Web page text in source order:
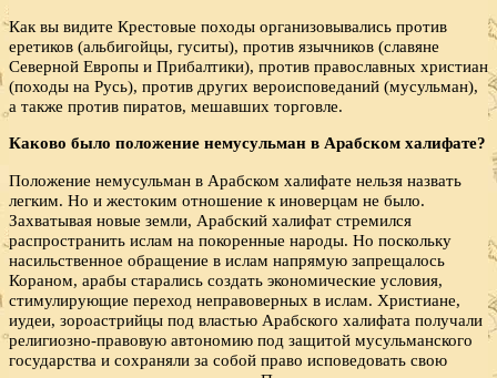
Как вы видите Крестовые походы организовывались против
еретиков (альбигойцы, гуситы), против язычников (славяне
Северной Европы и Прибалтики), против православных христиан
(походы на Русь), против других вероисповеданий (мусульман),
а также против пиратов, мешавших торговле.
Каково было положение немусульман в Арабском халифате?
Положение немусульман в Арабском халифате нельзя назвать
легким. Но и жестоким отношение к иноверцам не было.
Захватывая новые земли, Арабский халифат стремился
распространить ислам на покоренные народы. Но поскольку
насильственное обращение в ислам напрямую запрещалось
Кораном, арабы старались создать экономические условия,
стимулирующие переход неправоверных в ислам. Христиане,
иудеи, зороастрийцы под властью Арабского халифата получали
религиозно-правовую автономию под защитой мусульманского
государства и сохраняли за собой право исповедовать свою